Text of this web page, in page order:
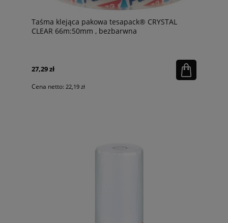
Taśma klejąca pakowa tesapack® CRYSTAL
CLEAR 66m:50mm , bezbarwna
27,29 zł
Cena netto: 22,19 zł